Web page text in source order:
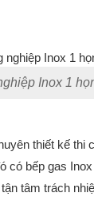
Inox 1
thiết kế thi
có bếp gas
tâm trách